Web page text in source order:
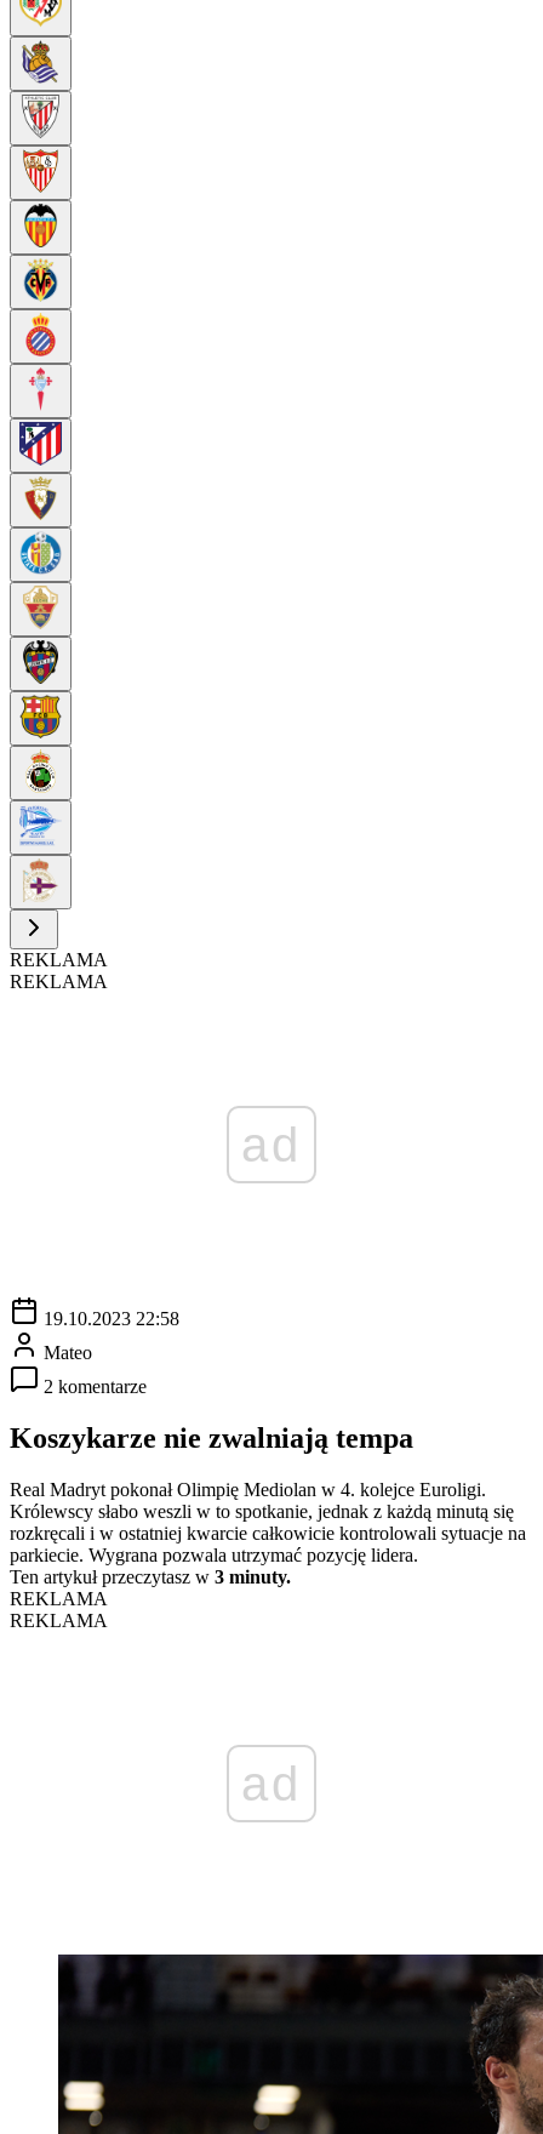
REKLAMA
REKLAMA
ad
19.10.2023 22:58
Mateo
2 komentarze
Koszykarze nie zwalniają tempa
Real Madryt pokonał Olimpię Mediolan w 4. kolejce Euroligi.
Królewscy słabo weszli w to spotkanie, jednak z każdą minutą się
rozkręcali i w ostatniej kwarcie całkowicie kontrolowali sytuacje na
parkiecie. Wygrana pozwala utrzymać pozycję lidera.
Ten artykuł przeczytasz w 3 minuty.
REKLAMA
REKLAMA
ad